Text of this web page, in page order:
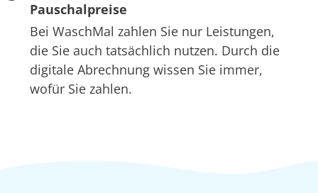
Pauschalpreise
Bei WaschMal zahlen Sie nur Leistungen,
die Sie auch tatsächlich nutzen. Durch die
digitale Abrechnung wissen Sie immer,
wofür Sie zahlen.